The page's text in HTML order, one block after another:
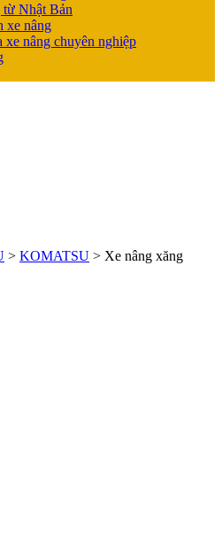
Nhật Bản
xe nâng
xe nâng chuyên nghiệp
> KOMATSU > Xe nâng xăng